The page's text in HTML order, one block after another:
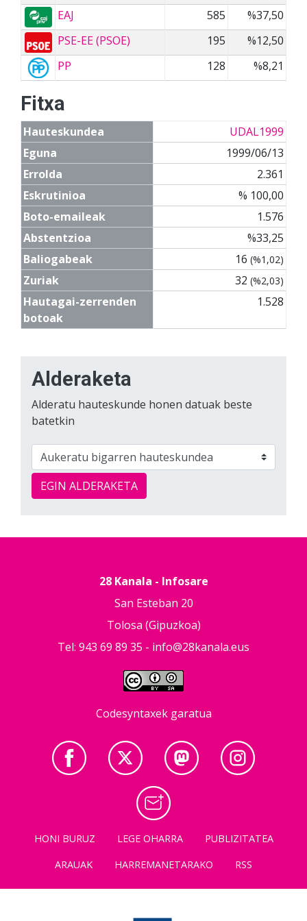
EAJ
585
%37,50
PSE-EE (PSOE)
195
%12,50
PP
128 %8,21
Fitxa
Hauteskundea
UDAL1999
Eguna
1999/06/13
Errolda
2.361
Eskrutinioa
% 100,00
Boto-emaileak
1.576
Abstentzioa
%33,25
Baliogabeak
16 (%1,02)
Zuriak 32 (%2,03)
Hautagai-zerrenden
botoak
1.528
Alderaketa
Alderatu hauteskunde honen datuak beste
batetkin
EGIN ALDERAKETA
28 Kanala - Infosare
San Esteban 20
Tolosa (Gipuzkoa)
Tel: 943 69 89 35 - info@28kanala.eus
Codesyntaxek garatua
HONI BURUZ LEGE OHARRA
PUBLIZITATEA
ARAUAK
HARREMANETARAKO RSS